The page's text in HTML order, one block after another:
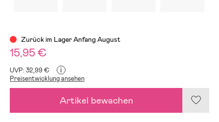
Zurück im Lager Anfang August
15,95 €
UVP: 32,99 € i
Preisentwicklung ansehen
Artikel bewachen